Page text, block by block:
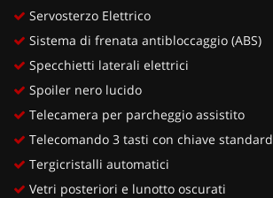
Servosterzo Elettrico
Sistema di frenata antibloccaggio (ABS)
Specchietti laterali elettrici
Spoiler nero lucido
Telecamera per parcheggio assistito
Telecomando 3 tasti con chiave standard
Tergicristalli automatici
Vetri posteriori e lunotto oscurati